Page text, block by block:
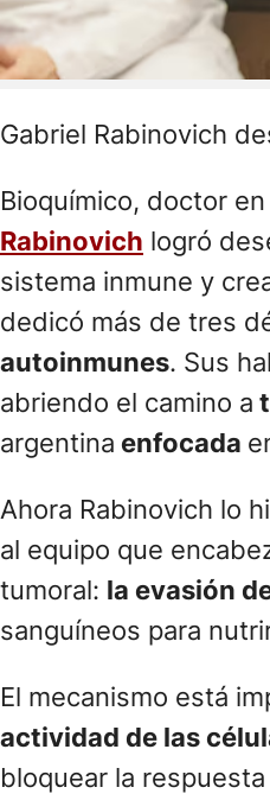
Gabriel Rabinovich
Bioquímico, doctor
Rabinovich logró
sistema inmune y
dedicó más de tres
autoinmunes. Sus
abriendo el camino a
argentina enfocada
Ahora Rabinovich lo
al equipo que
tumoral: la evasión
sanguíneos para
El mecanismo está
actividad de las
bloquear la